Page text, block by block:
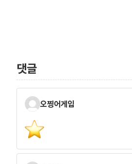
댓글
오찡어게임